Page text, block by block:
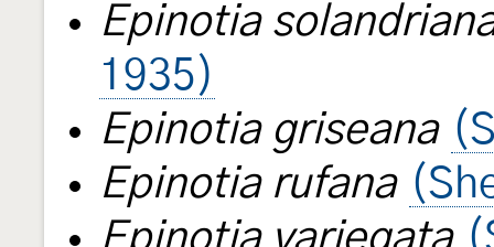
Epinotia
1935)
Epinotia griseana
Epinotia rufana